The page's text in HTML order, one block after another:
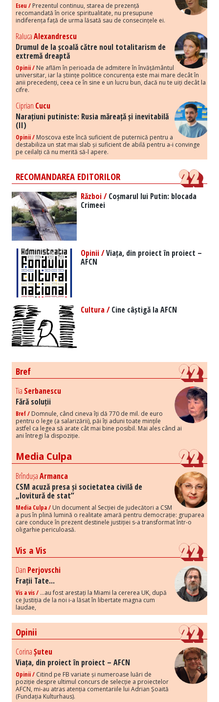
Eseu / Prezentul continuu, starea de prezență
recomandată în orice spiritualitate, nu presupune
indiferența față de urma lăsată sau de consecințele ei.
RalucaAlexandrescu
Drumul de la școală către noul totalitarism de
extremă dreaptă
Opinii / Ne aflăm în perioada de admitere în învățământul
universitar, iar la științe politice concurența este mai mare decât în
anii precedenți, ceea ce în sine e un lucru bun, dacă nu te uiți decât la
cifre.
Ciprian Cucu
Narațiuni putiniste: Rusia măreață și inevitabilă
(II)
Opinii / Moscova este încă suficient de puternică pentru a
destabiliza un stat mai slab și suficient de abilă pentru a-i convinge
pe ceilalți că nu merită să-l apere.
RECOMANDAREA EDITORILOR
Război /Coșmarul lui Putin: blocada
Crimeei
Opinii /Viața, din proiect în proiect –
AFCN
Cultura /Cine câștigă la AFCN
Bref
Tia Serbanescu
Fără soluții
Bref / Domnule, când cineva îți dă 770 de mil. de euro
pentru o lege (a salarizării), păi îți aduni toate mințile
astfel ca legea să arate cât mai bine posibil. Mai ales când ai
ani întregi la dispoziție.
Media Culpa
BrîndușaArmanca
CSM acuză presa și societatea civilă de
„lovitură de stat”
Media Culpa / Un document al Secției de judecători a CSM
a pus în plină lumină o realitate amară pentru democrație: gruparea
care conduce în prezent destinele justiției s-a transformat într-o
oligarhie periculoasă.
Vis a Vis
Dan Perjovschi
Frații Tate...
Vis a vis / ...au fost arestați la Miami la cererea UK, după
ce Justiția de la noi i-a lăsat în libertate magna cum
laudae,
Opinii
CorinaȘuteu
Viața, din proiect în proiect – AFCN
Opinii / Citind pe FB variate și numeroase luări de
poziție despre ultimul concurs de selecție a proiectelor
AFCN, mi-au atras atenția comentariile lui Adrian Șoaită
(Fundația Kulturhaus).